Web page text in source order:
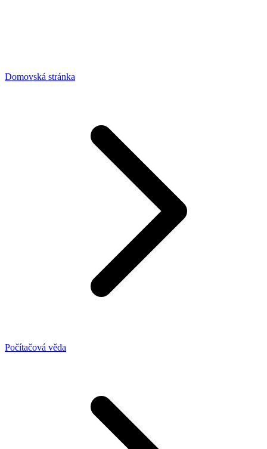
Domovská stránka
Počítačová věda